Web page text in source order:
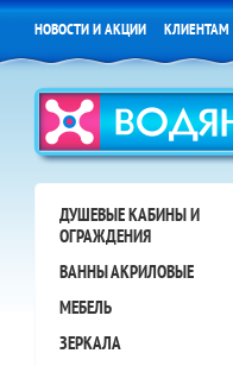
НОВОСТИ И АКЦИИ КЛИЕНТАМ
ДУШЕВЫЕ КАБИНЫ И
ОГРАЖДЕНИЯ
ВАННЫ АКРИЛОВЫЕ
МЕБЕЛЬ
ЗЕРКАЛА